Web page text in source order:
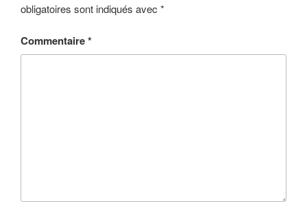
obligatoires sont indiqués avec *
Commentaire*